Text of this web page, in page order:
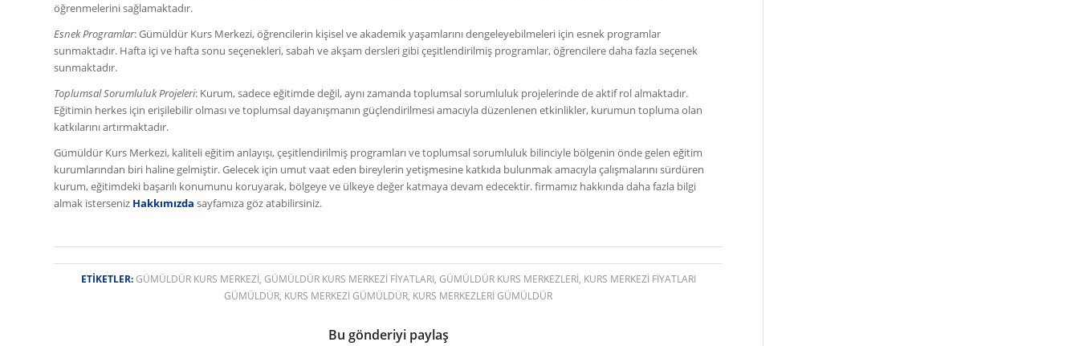
öğrenmelerini sağlamaktadır.
Esnek Programlar: Gümüldür Kurs Merkezi, öğrencilerin kişisel ve akademik yaşamlarını dengeleyebilmeleri için esnek programlar
sunmaktadır. Hafta içi ve hafta sonu seçenekleri, sabah ve akşam dersleri gibi çeşitlendirilmiş programlar, öğrencilere daha fazla seçenek
sunmaktadır.
Toplumsal Sorumluluk Projeleri: Kurum, sadece eğitimde değil, aynı zamanda toplumsal sorumluluk projelerinde de aktif rol almaktadır.
Eğitimin herkes için erişilebilir olması ve toplumsal dayanışmanın güçlendirilmesi amacıyla düzenlenen etkinlikler, kurumun topluma olan
katkılarını artırmaktadır.
Gümüldür Kurs Merkezi, kaliteli eğitim anlayışı, çeşitlendirilmiş programları ve toplumsal sorumluluk bilinciyle bölgenin önde gelen eğitim
kurumlarından biri haline gelmiştir. Gelecek için umut vaat eden bireylerin yetişmesine katkıda bulunmak amacıyla çalışmalarını sürdüren
kurum, eğitimdeki başarılı konumunu koruyarak, bölgeye ve ülkeye değer katmaya devam edecektir. firmamız hakkında daha fazla bilgi
almak isterseniz Hakkımızda sayfamıza göz atabilirsiniz.
ETIKETLER: GÜMÜLDÜR KURS MERKEZI, GÜMÜLDÜR KURS MERKEZI FIYATLARI, GÜMÜLDÜR KURS MERKEZLERI, KURS MERKEZI FIYATLARI
GÜMÜLDÜR, KURS MERKEZI GÜMÜLDÜR, KURS MERKEZLERI GÜMÜLDÜR
Bu gönderiyi paylaş